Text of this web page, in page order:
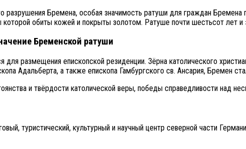
разрушения Бремена, особая значимость ратуши для граждан
обиты кожей и покрыты золотом. Ратуше почти шестьсот лет и
Бременской ратуши
для размещения епископской резиденции. Зёрна католического
Адальберта, а также епископа Гамбургского св. Ансария, Бремен
и твёрдости католической веры, победы справедливости над
туристический, культурный и научный центр северной части